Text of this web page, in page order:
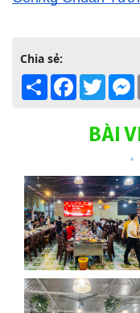
Chia sẻ:
Share Facebook
Twitter
BÀI
Hình ảnh về Tiệc Tất